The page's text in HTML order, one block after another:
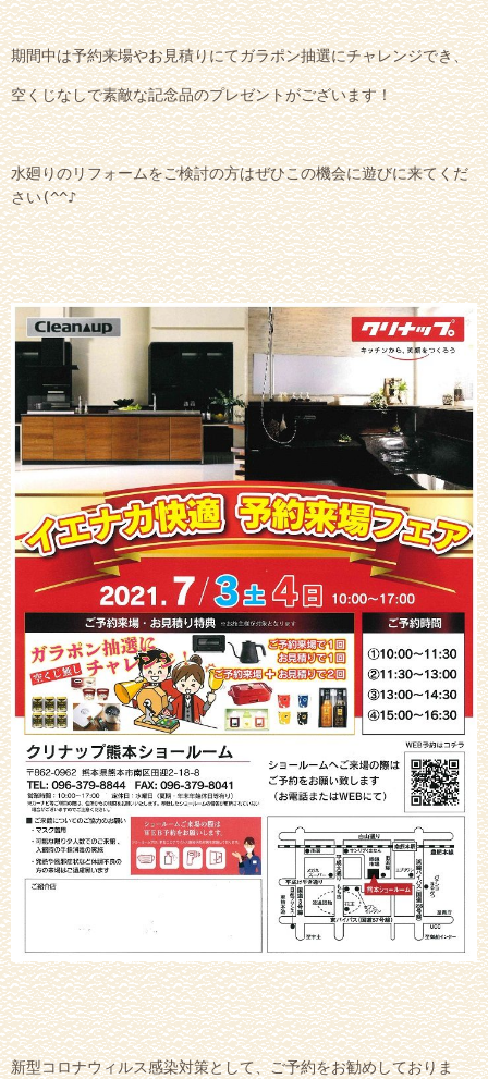
期間中は予約来場やお見積りにてガラポン抽選にチャレンジでき、
空くじなしで素敵な記念品のプレゼントがございます！
水廻りのリフォームをご検討の方はぜひこの機会に遊びに来てくだ
さい(^^♪
新型コロナウィルス感染対策として、ご予約をお勧めしておりま